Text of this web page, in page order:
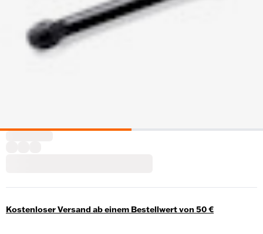
Kostenloser Versand ab einem Bestellwert von 50 €